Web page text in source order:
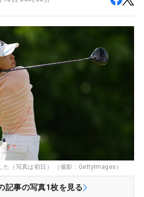
た（写真は初日） （撮影：GettyImages）
記事の写真1枚を見る